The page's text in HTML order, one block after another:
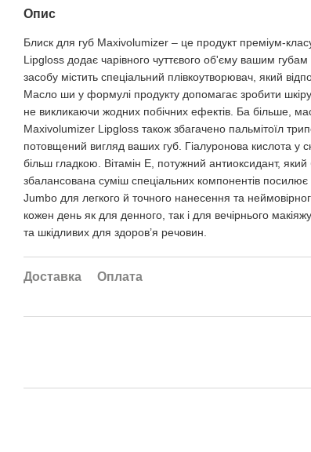
Опис
Блиск для губ Maxivolumizer – це продукт преміум-
Lipgloss додає чарівного чуттєвого об'єму вашим губам
засобу містить спеціальний плівкоутворювач, який
Масло ши у формулі продукту допомагає зробити
не викликаючи жодних побічних ефектів. Ба більше,
Maxivolumizer Lipgloss також збагачено пальмітоїл
потовщений вигляд ваших губ. Гіалуронова кислота у
більш гладкою. Вітамін Е, потужний антиоксидант,
збалансована суміш спеціальних компонентів
Jumbo для легкого й точного нанесення та
кожен день як для денного, так і для вечірнього
та шкідливих для здоров’я речовин.
Доставка Оплата